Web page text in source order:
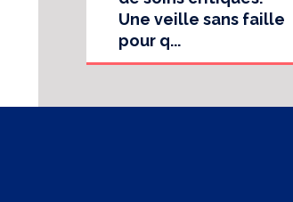
Une veille sans faille
pour q...